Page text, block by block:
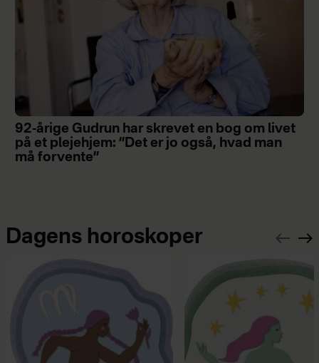
92-årige Gudrun har skrevet en bog om livet
på et plejehjem: ”Det er jo også, hvad man
må forvente”
Dagens horoskoper